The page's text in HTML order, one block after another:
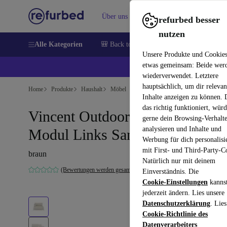
refurbed besser
nutzen
Unsere Produkte und
etwas gemeinsam: Beide
wiederverwendet. Letztere
hauptsächlich, um dir
Inhalte anzeigen zu können.
das richtig funktioniert,
gerne dein Browsing-
analysieren und Inhalte und
Werbung für dich
mit First- und Third-Party-
Natürlich nur mit deinem
Einverständnis. Die
Cookie-Einstellungen
jederzeit ändern. Lies unsere
Datenschutzerklärung.
Cookie-Richtlinie des
Datenverarbeiters
Über uns Verkaufen Hilfe
Alle Kategorien 🎒 Back to school
💰
Home Produkte Haushalt Möbel
Vincent Outdoor Chaiselongue
Modul Links Sandshell
braun
(Bewertungen werden gesammelt)